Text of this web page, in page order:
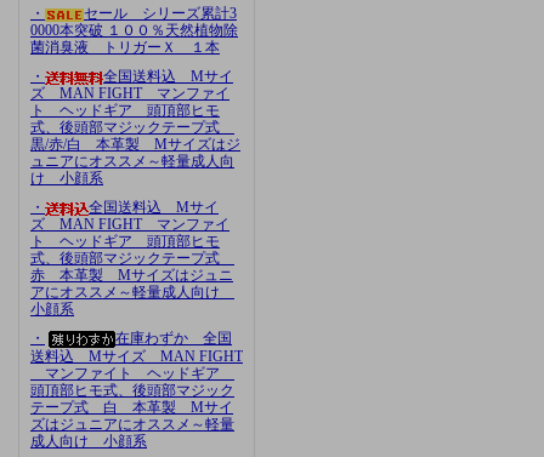
・
セール シリーズ累計3
0000本突破 １００％天然植物除
菌消臭液 トリガーＸ １本
・
全国送料込 Mサイ
ズ MAN FIGHT マンファイ
ト ヘッドギア 頭頂部ヒモ
式、後頭部マジックテープ式
黒/赤/白 本革製 Mサイズはジ
ュニアにオススメ～軽量成人向
け 小顔系
・
全国送料込 Mサイ
ズ MAN FIGHT マンファイ
ト ヘッドギア 頭頂部ヒモ
式、後頭部マジックテープ式
赤 本革製 Mサイズはジュニ
アにオススメ～軽量成人向け
小顔系
・
在庫わずか 全国
送料込 Mサイズ MAN FIGHT
マンファイト ヘッドギア
頭頂部ヒモ式、後頭部マジック
テープ式 白 本革製 Mサイ
ズはジュニアにオススメ～軽量
成人向け 小顔系